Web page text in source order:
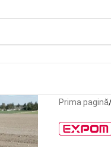
Prima pagină